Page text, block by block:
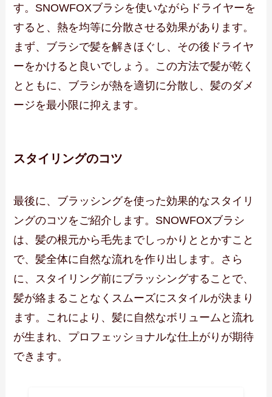
す。SNOWFOXブラシを使いながらドライヤーを
すると、熱を均等に分散させる効果があります。
まず、ブラシで髪を解きほぐし、その後ドライヤ
ーをかけると良いでしょう。この方法で髪が乾く
とともに、ブラシが熱を適切に分散し、髪のダメ
ージを最小限に抑えます。
スタイリングのコツ
最後に、ブラッシングを使った効果的なスタイリ
ングのコツをご紹介します。SNOWFOXブラシ
は、髪の根元から毛先までしっかりととかすこと
で、髪全体に自然な流れを作り出します。さら
に、スタイリング前にブラッシングすることで、
髪が絡まることなくスムーズにスタイルが決まり
ます。これにより、髪に自然なボリュームと流れ
が生まれ、プロフェッショナルな仕上がりが期待
できます。